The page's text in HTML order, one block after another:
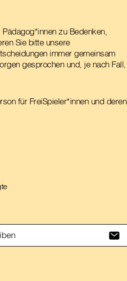
zu Bedenken,
Sie bitte unsere
immer gemeinsam
gesprochen und, je nach Fall,
für FreiSpieler*innen und deren